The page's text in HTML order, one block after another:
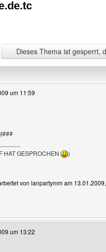
Dieses Thema ist gesperrt,
um 11:59
HAT GESPROCHEN
)
von lanpartymm am
dieses Benutzers besuchen:
um 13:22